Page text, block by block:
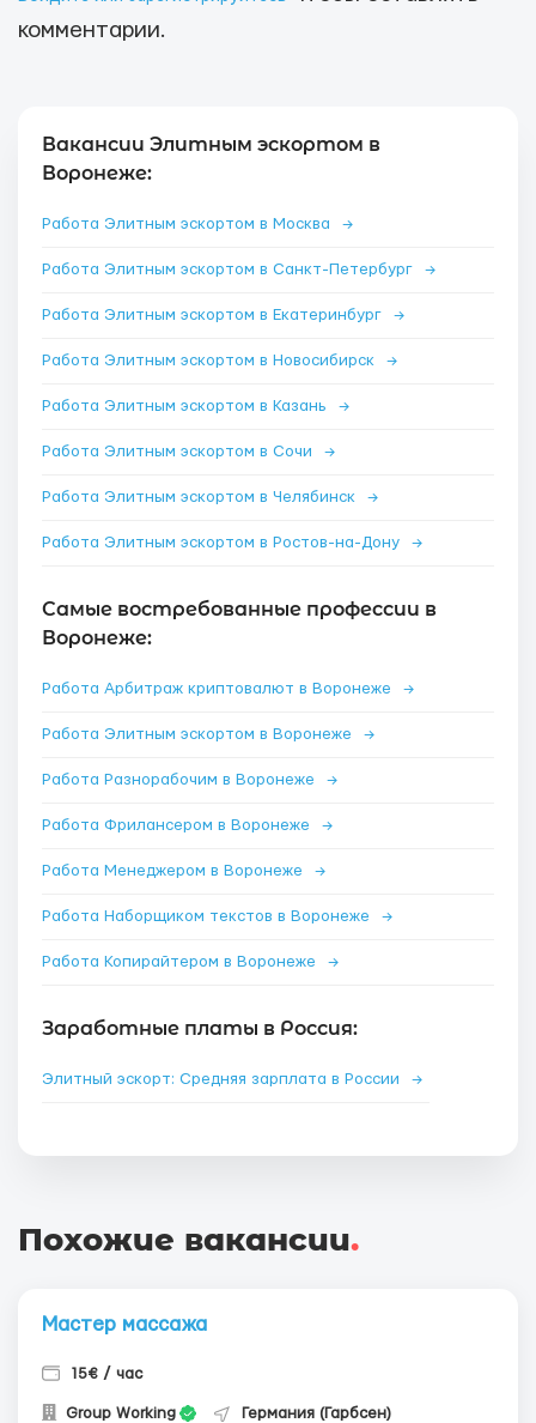
комментарии.
Вакансии Элитным эскортом в
Воронеже:
Работа Элитным эскортом в Москва →
Работа Элитным эскортом в Санкт-Петербург →
Работа Элитным эскортом в Екатеринбург →
Работа Элитным эскортом в Новосибирск →
Работа Элитным эскортом в Казань →
Работа Элитным эскортом в Сочи →
Работа Элитным эскортом в Челябинск →
Работа Элитным эскортом в Ростов-на-Дону →
Самые востребованные профессии в
Воронеже:
Работа Арбитраж криптовалют в Воронеже →
Работа Элитным эскортом в Воронеже →
Работа Разнорабочим в Воронеже →
Работа Фрилансером в Воронеже →
Работа Менеджером в Воронеже →
Работа Наборщиком текстов в Воронеже →
Работа Копирайтером в Воронеже →
Заработные платы в Россия:
Элитный эскорт: Средняя зарплата в России →
Похожие вакансии.
Мастер массажа
15€ / час
Group Working Германия (Гарбсен)